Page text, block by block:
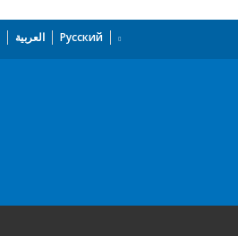
العربية Русский